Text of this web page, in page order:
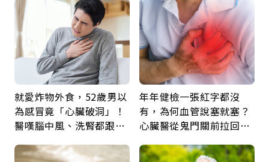
久違的關心
就愛炸物外食，52歲男以
為感冒竟「心臟破洞」！
醫嘆腦中風、洗腎都跟它
救
年年健檢一張紅字都沒
有，為何血管說塞就塞？
心臟醫從鬼門關前拉回病
字